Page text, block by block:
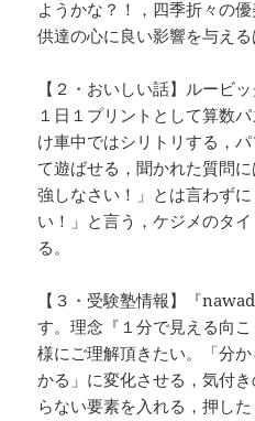
ようかな？！，四季折々の
供達の心に良い影響を与える
【２・おいしい話】ルービ
１日１プリントとして算数
け車中ではシリトリする，
て遊ばせる，聞かれた質問
強しなさい！」とは言わず
い！」と言う，ケジメのタ
る。
【３・受験塾情報】『
す。理念『１分で見える向
様にご理解頂きたい。「分
かる」に変化させる，気付
らない要素を入れる，押し